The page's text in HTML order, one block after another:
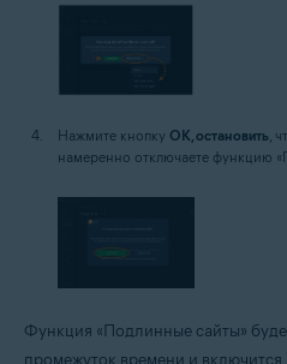
Нажмите кнопку OK, остановить ,
намеренно отключаете функцию
Функция «Подлинные сайты»
промежуток времени и включится